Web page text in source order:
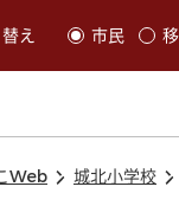
え
用者の切替が発生し
市民
Web 城北小学校